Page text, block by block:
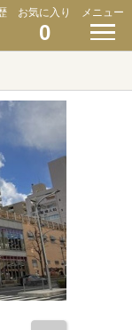
お気に入り
0
メニュー